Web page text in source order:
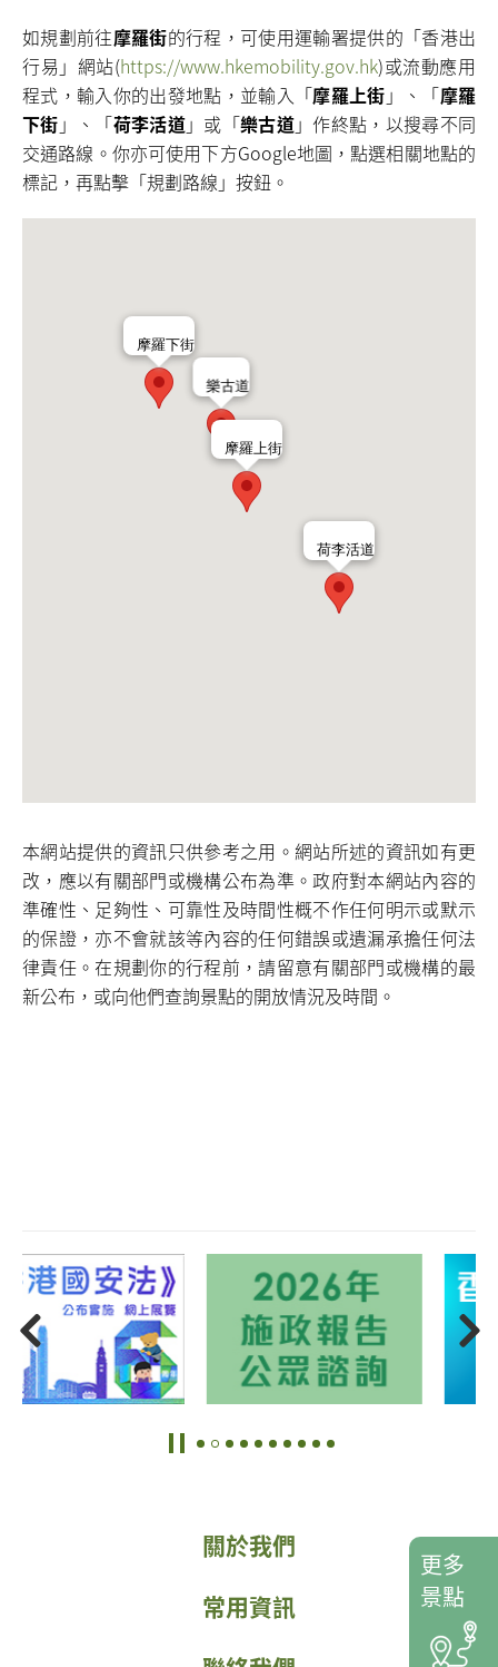
如規劃前往摩羅街的行程，可使用運輸署提供的「香港出
行易」網站(https://www.hkemobility.gov.hk)或流動應用
程式，輸入你的出發地點，並輸入「摩羅上街 」、「摩羅
下街 」、「荷李活道」或「樂古道」作終點，以搜尋不同
交通路線。你亦可使用下方Google地圖，點選相關地點的
標記，再點擊「規劃路線」按鈕。
摩羅上街
摩羅下街
荷李活道
樂古道
本網站提供的資訊只供參考之用。網站所述的資訊如有更
改，應以有關部門或機構公布為準。政府對本網站內容的
準確性、足夠性、可靠性及時間性概不作任何明示或默示
的保證，亦不會就該等內容的任何錯誤或遺漏承擔任何法
律責任。在規劃你的行程前，請留意有關部門或機構的最
新公布，或向他們查詢景點的開放情況及時間。
關於我們
常用資訊
更多
景點